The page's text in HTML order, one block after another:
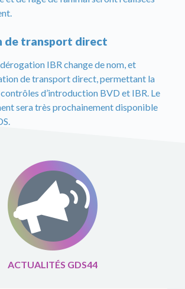
transport direct
IBR change de nom, et
de transport direct, permettant la
d’introduction BVD et IBR. Le
sera très prochainement disponible
ACTUALITÉS GDS44